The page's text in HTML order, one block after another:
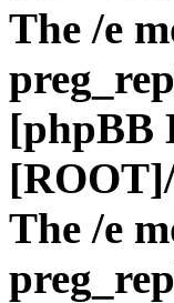
The /e
[phpBB
The /e